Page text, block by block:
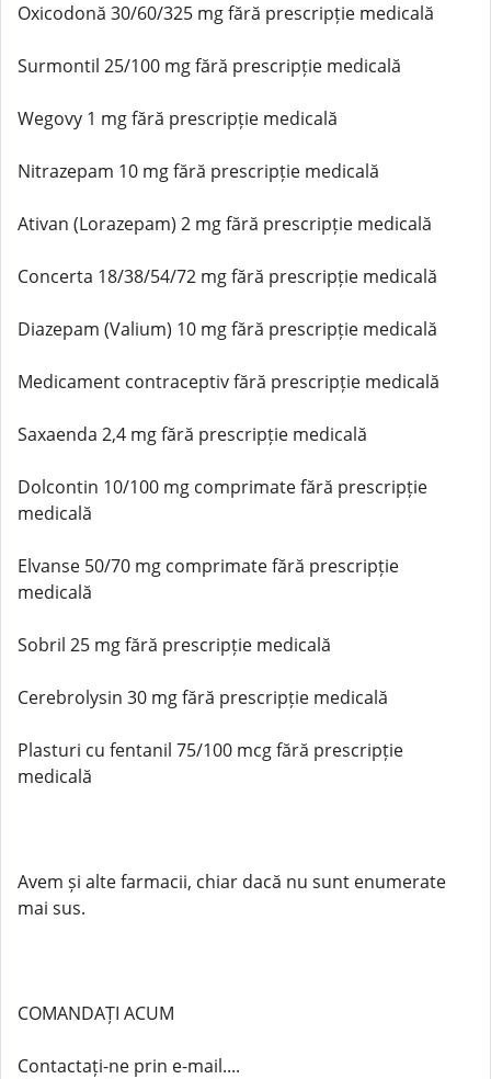
Oxicodonă 30/60/325 mg fără prescripție medicală
Surmontil 25/100 mg fără prescripție medicală
Wegovy 1 mg fără prescripție medicală
Nitrazepam 10 mg fără prescripție medicală
Ativan (Lorazepam) 2 mg fără prescripție medicală
Concerta 18/38/54/72 mg fără prescripție medicală
Diazepam (Valium) 10 mg fără prescripție medicală
Medicament contraceptiv fără prescripție medicală
Saxaenda 2,4 mg fără prescripție medicală
Dolcontin 10/100 mg comprimate fără prescripție
medicală
Elvanse 50/70 mg comprimate fără prescripție
medicală
Sobril 25 mg fără prescripție medicală
Cerebrolysin 30 mg fără prescripție medicală
Plasturi cu fentanil 75/100 mcg fără prescripție
medicală
Avem și alte farmacii, chiar dacă nu sunt enumerate
mai sus.
COMANDAȚI ACUM
Contactați-ne prin e-mail....